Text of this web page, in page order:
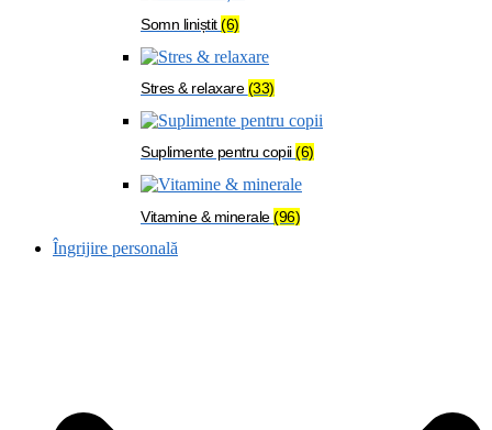
Somn liniștit(6)
Stres & relaxare(33)
Suplimente pentru copii(6)
Vitamine & minerale(96)
Îngrijire personală